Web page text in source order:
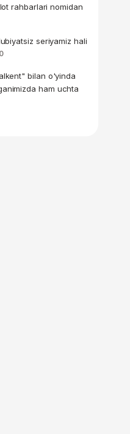
rahbarlari nomidan
seriyamiz hali
0
bilan o'yinda
ham uchta